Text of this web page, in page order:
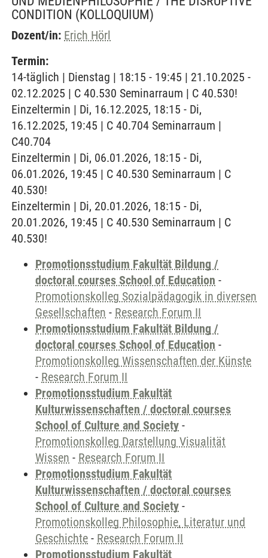
CONDITION (KOLLOQUIUM)
Dozent/in: Erich Hörl
Termin:
14-täglich | Dienstag | 18:15 - 19:45 | 21.10.2025 -
02.12.2025 | C 40.530 Seminarraum | C 40.530!
Einzeltermin | Di, 16.12.2025, 18:15 - Di,
16.12.2025, 19:45 | C 40.704 Seminarraum |
C40.704
Einzeltermin | Di, 06.01.2026, 18:15 - Di,
06.01.2026, 19:45 | C 40.530 Seminarraum | C
40.530!
Einzeltermin | Di, 20.01.2026, 18:15 - Di,
20.01.2026, 19:45 | C 40.530 Seminarraum | C
40.530!
Promotionsstudium Fakultät Bildung /
doctoral courses School of Education -
Promotionskolleg Sozialpädagogik in diversen
Gesellschaften - Research Forum II
Promotionsstudium Fakultät Bildung /
doctoral courses School of Education -
Promotionskolleg Wissenschaften der Künste
- Research Forum II
Promotionsstudium Fakultät
Kulturwissenschaften / doctoral courses
School of Culture and Society -
Promotionskolleg Darstellung Visualität
Wissen - Research Forum II
Promotionsstudium Fakultät
Kulturwissenschaften / doctoral courses
School of Culture and Society -
Promotionskolleg Philosophie, Literatur und
Geschichte - Research Forum II
Promotionsstudium Fakultät